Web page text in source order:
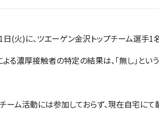
日(火)に、ツエーゲン金沢トップチーム選手
る濃厚接触者の特定の結果は、「無し」とい
ーム活動には参加しておらず、現在⾃宅にて